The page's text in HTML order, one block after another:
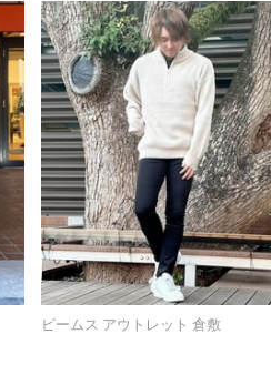
ビームス アウトレット 倉敷